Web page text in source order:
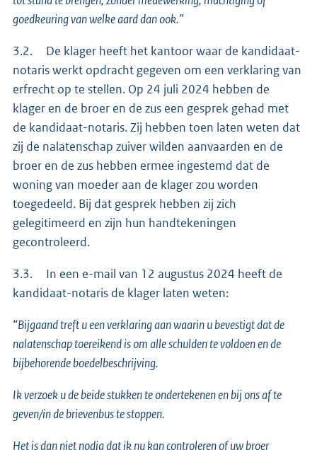
goedkeuring van welke aard dan ook.”
3.2. De klager heeft het kantoor waar de kandidaat-
notaris werkt opdracht gegeven om een verklaring van
erfrecht op te stellen. Op 24 juli 2024 hebben de
klager en de broer en de zus een gesprek gehad met
de kandidaat-notaris. Zij hebben toen laten weten dat
zij de nalatenschap zuiver wilden aanvaarden en de
broer en de zus hebben ermee ingestemd dat de
woning van moeder aan de klager zou worden
toegedeeld. Bij dat gesprek hebben zij zich
gelegitimeerd en zijn hun handtekeningen
gecontroleerd.
3.3. In een e-mail van 12 augustus 2024 heeft de
kandidaat-notaris de klager laten weten:
“Bijgaand treft u een verklaring aan waarin u bevestigt dat de
nalatenschap toereikend is om alle schulden te voldoen en de
bijbehorende boedelbeschrijving.
Ik verzoek u de beide stukken te ondertekenen en bij ons af te
geven/in de brievenbus te stoppen.
Het is dan niet nodig dat ik nu kan controleren of uw broer